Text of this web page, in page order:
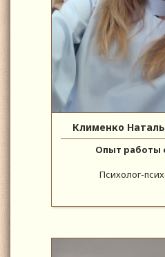
Клименко
Опыт работы
Психолог-